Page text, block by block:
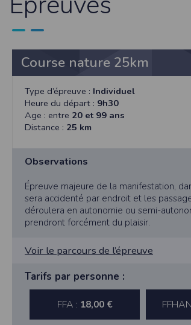
Course nature 25km
Type d’épreuve : Individuel
Heure du départ : 9h30
Age : entre 20 et 99 ans
Distance : 25 km
Observations
Épreuve majeure de la manifestation,
sera accidenté par endroit et les
déroulera en autonomie ou semi-
prendront forcément du plaisir.
Voir le parcours de l’épreuve
Tarifs par personne :
FFA : 18,00 €
F.F.A :Pour ce qui
CNIL :
Conformément à la
concernent.
Vous pouvez
Conditions
POLITIQUE DE
Nous collectons et
nous ne suivons
nécessaire de suivre
Partage
Cette application